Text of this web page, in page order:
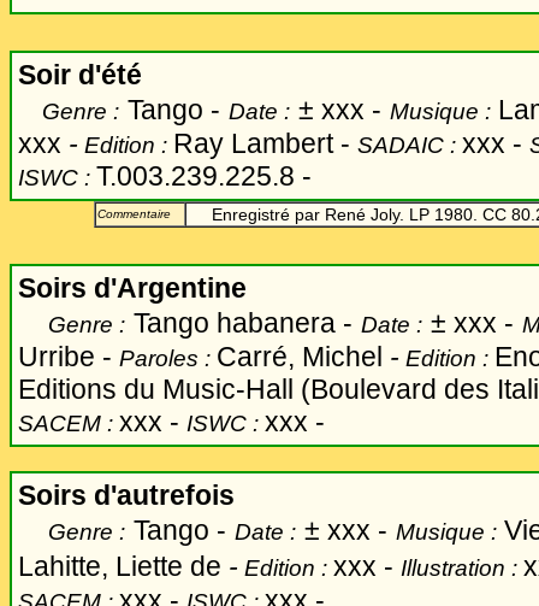
Soir d'été
Genre : Tango - Date : ± xxx - Musique :
xxx - Edition : Ray Lambert - SADAIC : xxx -
ISWC : T.003.239.225.8 -
Commentaire Enregistré par René Joly. LP 1980. CC
Soirs d'Argentine
Genre : Tango habanera - Date : ± xxx -
Urribe - Paroles : Carré, Michel - Edition :
Editions du Music-Hall (Boulevard des
SACEM : xxx - ISWC : xxx -
Soirs d'autrefois
Genre : Tango - Date : ± xxx - Musique :
Lahitte, Liette de - Edition : xxx - Illustration :